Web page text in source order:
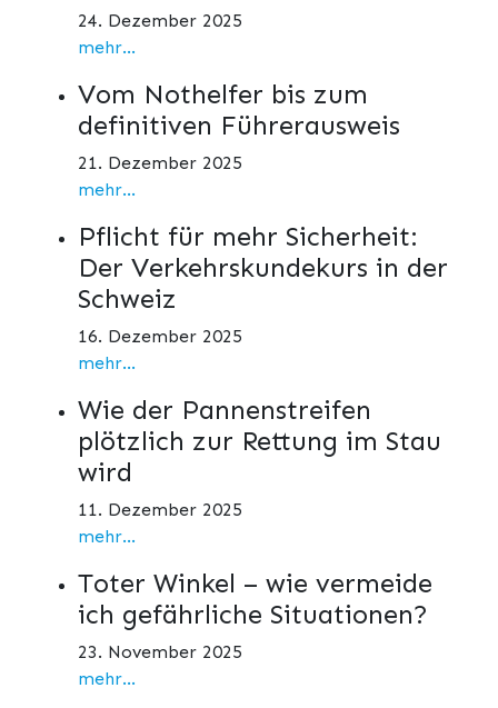
24. Dezember 2025
mehr...
Vom Nothelfer bis zum
definitiven Führerausweis
21. Dezember 2025
mehr...
Pflicht für mehr Sicherheit:
Der Verkehrskundekurs in der
Schweiz
16. Dezember 2025
mehr...
Wie der Pannenstreifen
plötzlich zur Rettung im Stau
wird
11. Dezember 2025
mehr...
Toter Winkel – wie vermeide
ich gefährliche Situationen?
23. November 2025
mehr...